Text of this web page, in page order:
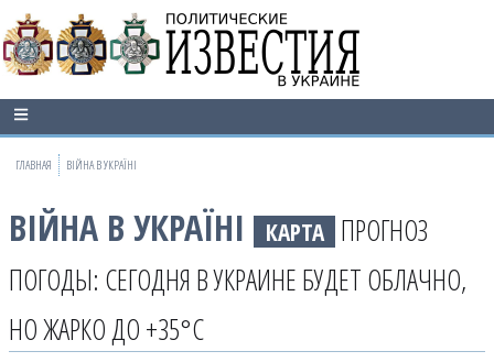
ГЛАВНАЯ ВІЙНА В УКРАЇНІ
ВІЙНА В УКРАЇНІ КАРТА ПРОГНОЗ
ПОГОДЫ: СЕГОДНЯ В УКРАИНЕ БУДЕТ ОБЛАЧНО,
НО ЖАРКО ДО +35°C